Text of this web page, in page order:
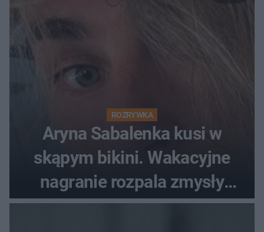
ROZRYWKA
Aryna Sabalenka kusi w
skąpym bikini. Wakacyjne
nagranie rozpala zmysły
fanów